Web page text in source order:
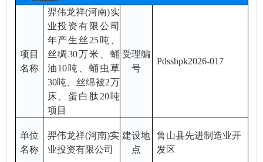
项目
名称
羿伟龙祥(河南)实
业投资有限公司
年产生丝25吨、
丝绸30万米、蛹
油10吨、蛹虫草
30吨、丝绵被2万
床、蛋白肽20吨
项目
受理编
号
Pdsshpk2026-017
单位
名称
羿伟龙祥(河南)实
业投资有限公司
建设地
点
鲁山县先进制造业开
发区